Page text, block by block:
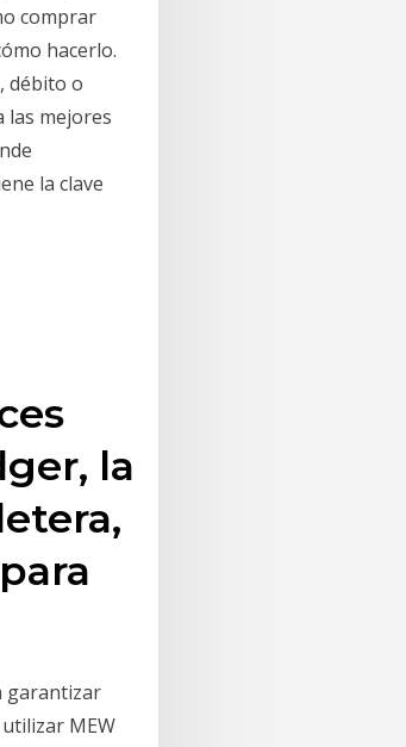
comprar
hacerlo.
débito o
las mejores
la clave
la
garantizar
MEW